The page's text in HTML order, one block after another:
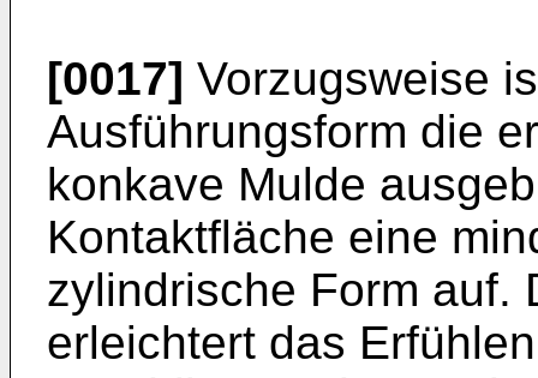
[0017] Vorzugsweise
Ausführungsform die
konkave Mulde
Kontaktfläche eine
zylindrische Form auf.
erleichtert das